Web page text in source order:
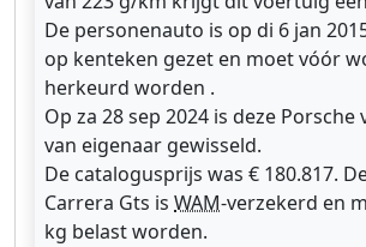
De personenauto is op di 6 jan
op kenteken gezet en moet vóór
herkeurd worden .
Op za 28 sep 2024 is deze
van eigenaar gewisseld.
De catalogusprijs was € 180.817.
Carrera Gts is WAM-verzekerd en
kg belast worden.